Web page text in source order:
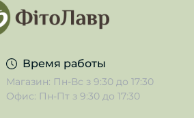
Время работы
Магазин: Пн-Вс з 9:30 до 17:30
Офис: Пн-Пт з 9:30 до 17:30